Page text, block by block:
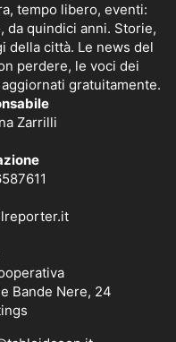
tempo libero, eventi:
da quindici anni. Storie,
della città. Le news del
perdere, le voci dei
gratuitamente.
Zarrilli
Bande Nere, 24